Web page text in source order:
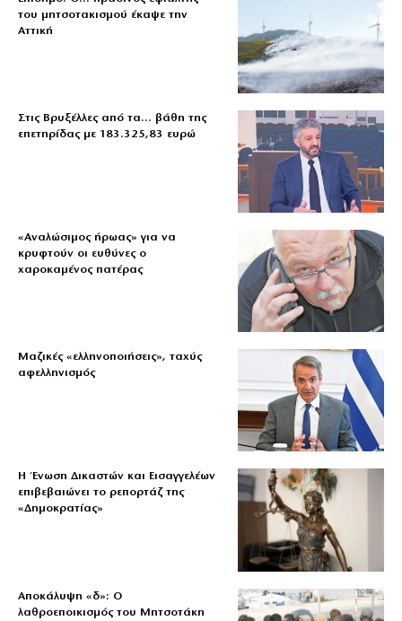
του μητσοτακισμού έκαψε την
Αττική
Στις Βρυξέλλες από τα… βάθη της
επετηρίδας με 183.325,83 ευρώ
«Aναλώσιμος ήρωας» για να
κρυφτούν οι ευθύνες ο
χαροκαμένος πατέρας
Μαζικές «ελληνοποιήσεις», ταχύς
αφελληνισμός
Η Ένωση Δικαστών και Εισαγγελέων
επιβεβαιώνει το ρεπορτάζ της
«Δημοκρατίας»
Αποκάλυψη «δ»: Ο
λαθροεποικισμός του Μητσοτάκη